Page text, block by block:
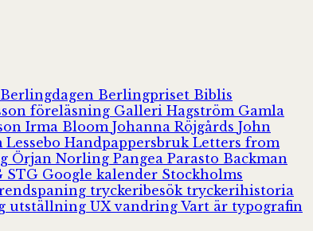
Berlingdagen Berlingpriset Biblis
föreläsning Galleri Hagström Gamla
Irma Bloom Johanna Röjgårds John
Lessebo Handpappersbruk Letters from
Örjan Norling Pangea Parasto Backman
STG Google kalender Stockholms
tryckeribesök tryckerihistoria
utställning UXvandring Vart är typografin